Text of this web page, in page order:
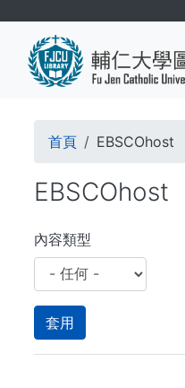
導
連
結
首頁 EBSCOhost
EBSCOhost
內容類型